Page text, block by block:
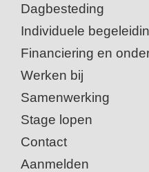
Dagbesteding
Individuele
Financiering en
Werken bij
Samenwerking
Stage lopen
Contact
Aanmelden